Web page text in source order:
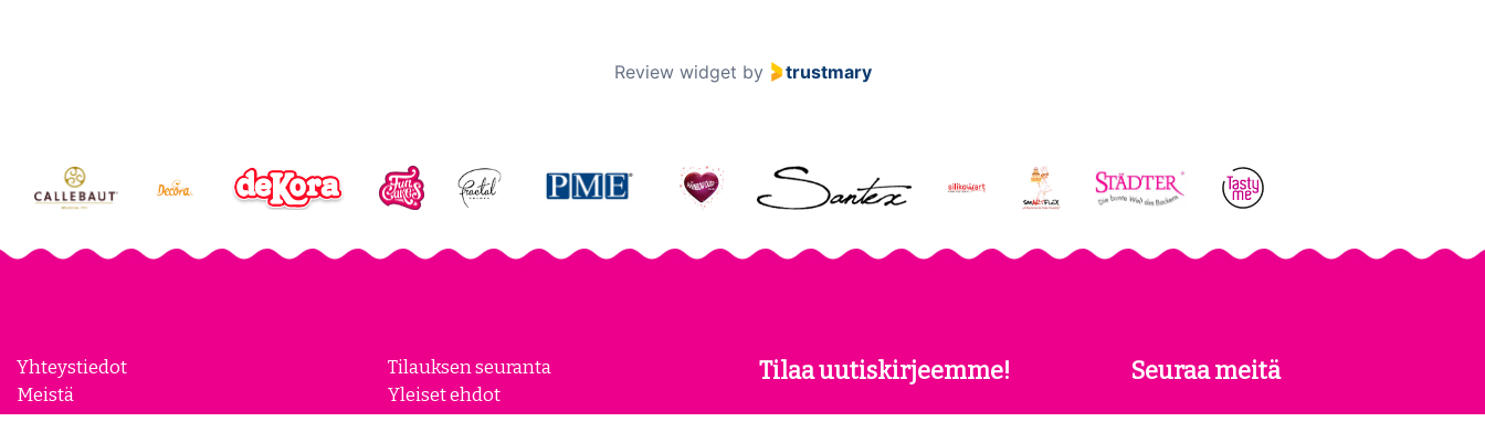
Review widget by trustmary
Yhteystiedot
Meistä
Tilauksen seuranta
Yleiset ehdot
Tilaa uutiskirjeemme! Seuraa meitä